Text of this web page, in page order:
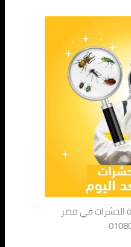
الحشرات في مصر